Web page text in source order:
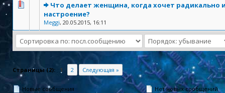
Что делает женщина, когда хочет радикально
настроение?
Meggi, 20.05.2015, 16:11
Страницы (2): 1 2 Следующая »
Новые сообщения
Нет новых сообщений